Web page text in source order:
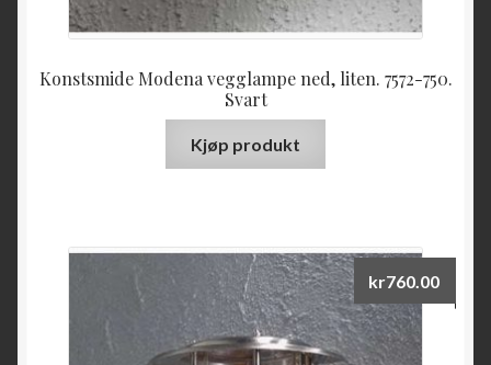
Konstsmide Modena vegglampe ned, liten. 7572-750.
Svart
Kjøp produkt
kr760.00